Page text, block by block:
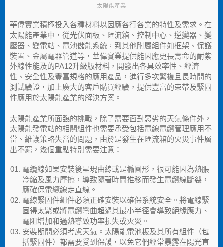
太陽能產業
華偉實業積極投入各種材料以因應各行各業的特性及需求。在
太陽能產業中，從光伏面板、匯流箱、控制中心、逆變器、變
壓器、變電站、電池儲能系統，到其他附屬組件如框架、保護
裝置、金屬電器管道等，華偉實業提供能因應更長壽命的耐紫
外線性能及的PA12升級版材料，開發出各具效率性、經濟
性、安全性及豐富規格的應用產品，進行多次繁複且長時間的
測試驗證，加上廣大的客戶購買經驗，提供豐富的束帶及緊固
件應用於太陽能產業的解決方案。
太陽能產業所面臨的挑戰，除了需要面對惡劣的天氣條件外，
太陽能發電站的相關組件也需要承受包括電線電纜管理應用不
當、維護策略失當的問題，由於是發生在匯流箱的火災事件層
出不窮，幾個重點特別需要注意：
電纜線如果安裝後呈現曲線或是橢圓形，很可能因為熱脹
冷縮及風力摩擦，導致隨著時間推移而發生電纜線斷裂，
應確保電纜線走直線。
電線緊固件組件必須正確安裝以確保系統安全。將電線緊
固得太緊或將電纜彎曲超過其最小半徑會導致絕緣應力、
電阻增加和過熱導致功率損失或火災。
安裝期間必須考慮天氣。太陽能電池板及其所有組件（包
括緊固件）都需要受到保護，以免它們經常暴露在陽光直